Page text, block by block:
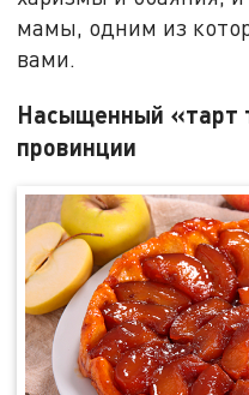
мамы, одним из
вами.
Насыщенный «тарт
провинции